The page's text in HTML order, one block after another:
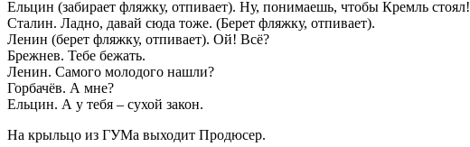
Ельцин (забирает фляжку, отпивает). Ну, понимаешь, чтобы Кремль стоял!
Сталин. Ладно, давай сюда тоже. (Берет фляжку, отпивает).
Ленин (берет фляжку, отпивает). Ой! Всё?
Брежнев. Тебе бежать.
Ленин. Самого молодого нашли?
Горбачёв. А мне?
Ельцин. А у тебя – сухой закон.
На крыльцо из ГУМа выходит Продюсер.